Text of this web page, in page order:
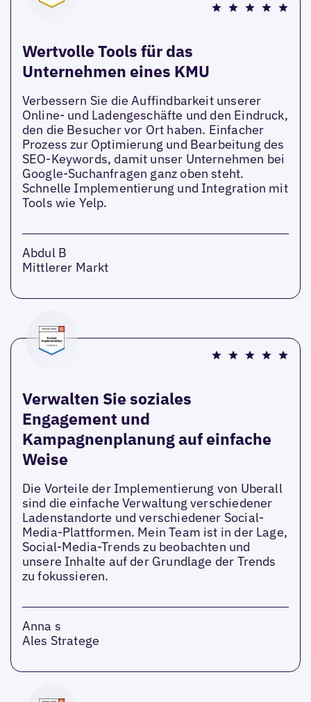
Wertvolle Tools für das
Unternehmen eines KMU
Verbessern Sie die Auffindbarkeit unserer
Online- und Ladengeschäfte und den Eindruck,
den die Besucher vor Ort haben. Einfacher
Prozess zur Optimierung und Bearbeitung des
SEO-Keywords, damit unser Unternehmen bei
Google-Suchanfragen ganz oben steht.
Schnelle Implementierung und Integration mit
Tools wie Yelp.
Abdul B
Mittlerer Markt
Verwalten Sie soziales
Engagement und
Kampagnenplanung auf einfache
Weise
Die Vorteile der Implementierung von Uberall
sind die einfache Verwaltung verschiedener
Ladenstandorte und verschiedener Social-
Media-Plattformen. Mein Team ist in der Lage,
Social-Media-Trends zu beobachten und
unsere Inhalte auf der Grundlage der Trends
zu fokussieren.
Anna s
Ales Stratege